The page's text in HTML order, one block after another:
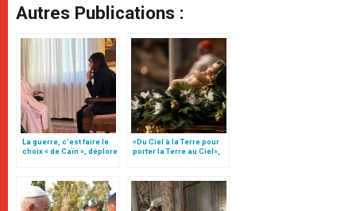
Autres Publications :
La guerre, c’est faire le
choix « de Caïn », déplore
«Du Ciel à la Terre pour
porter la Terre au Ciel»,